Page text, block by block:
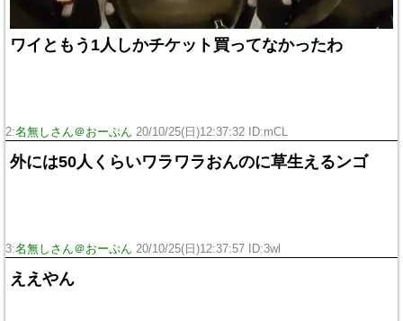
ワイともう1人しかチケット買ってなかったわ
2:名無しさん＠おーぷん 20/10/25(日)12:37:32 ID:mCL
外には50人くらいワラワラおんのに草生えるンゴ
3:名無しさん＠おーぷん 20/10/25(日)12:37:57 ID:3wl
ええやん